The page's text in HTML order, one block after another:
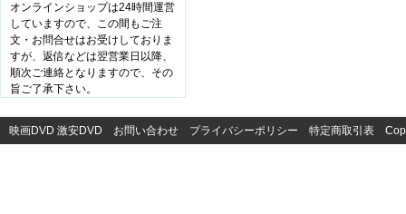
オンラインショップは24時間運営
していますので、この間もご注
文・お問合せはお受けしておりま
すが、返信などは翌営業日以降、
順次ご連絡となりますので、その
旨ご了承下さい。
映画DVD 激安DVD お問い合わせ プライバシーポリシー 特定商取引表